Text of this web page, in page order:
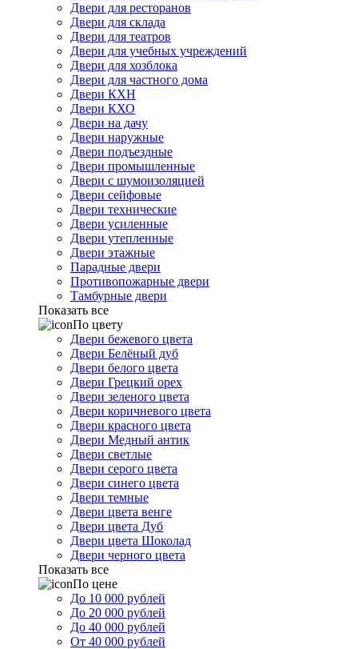
Двери для ресторанов
Двери для склада
Двери для театров
Двери для учебных учреждений
Двери для хозблока
Двери для частного дома
Двери КХН
Двери КХО
Двери на дачу
Двери наружные
Двери подъездные
Двери промышленные
Двери с шумоизоляцией
Двери сейфовые
Двери технические
Двери усиленные
Двери утепленные
Двери этажные
Парадные двери
Противопожарные двери
Тамбурные двери
Показать все
По цвету
Двери бежевого цвета
Двери Белёный дуб
Двери белого цвета
Двери Грецкий орех
Двери зеленого цвета
Двери коричневого цвета
Двери красного цвета
Двери Медный антик
Двери светлые
Двери серого цвета
Двери синего цвета
Двери темные
Двери цвета венге
Двери цвета Дуб
Двери цвета Шоколад
Двери черного цвета
Показать все
По цене
До 10 000 рублей
До 20 000 рублей
До 40 000 рублей
От 40 000 рублей